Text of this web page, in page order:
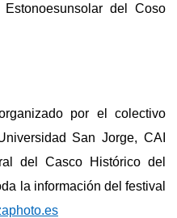
del Coso
por el colectivo
San Jorge, CAI
del Casco Histórico del
la información del festival